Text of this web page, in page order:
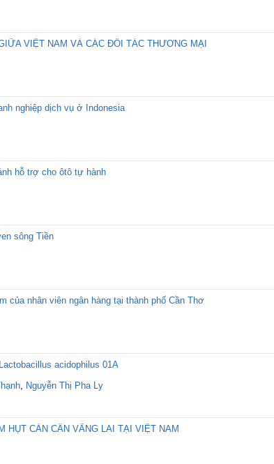
VIỆT NAM VÀ CÁC ĐỐI TÁC THƯƠNG MẠI
nghiệp dịch vụ ở Indonesia
hỗ trợ cho ôtô tự hành
sông Tiền
của nhân viên ngân hàng tại thành phố Cần Thơ
acidophilus 01A
, Nguyễn Thị Pha Ly
HỤT CÁN CÂN VÃNG LAI TẠI VIỆT NAM